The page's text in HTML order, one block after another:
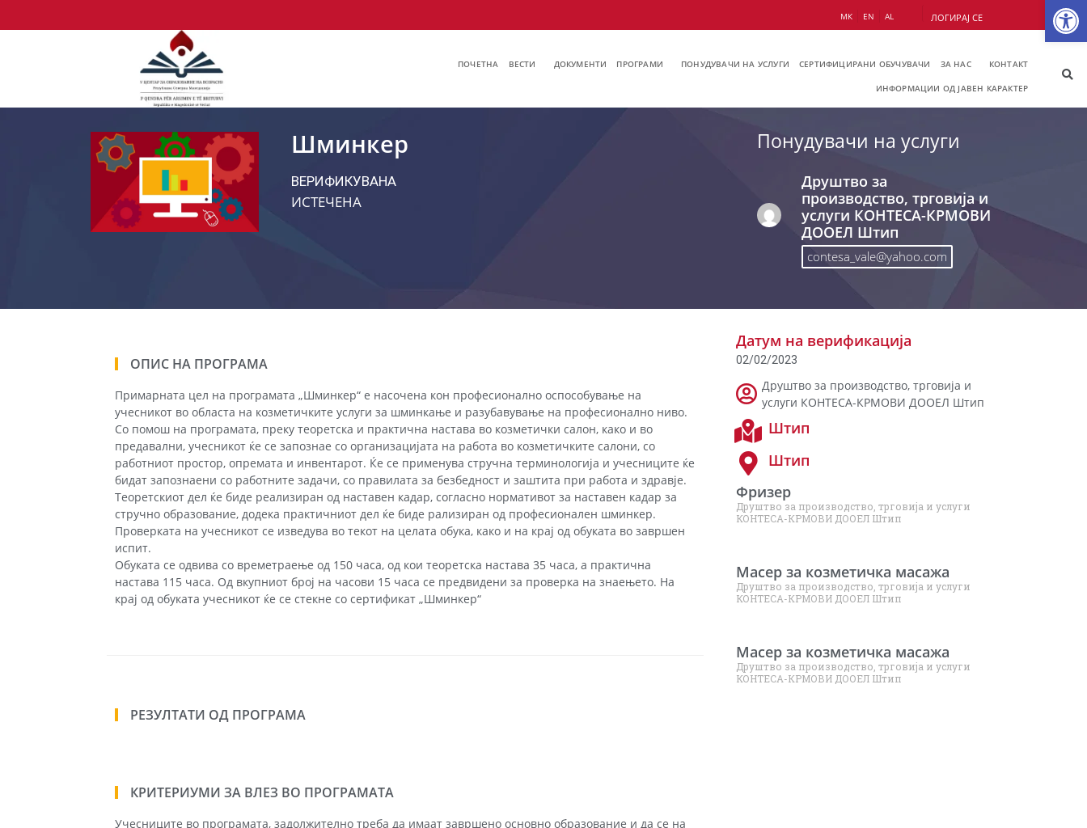
МК EN AL ЛОГИРАЈ СЕ
ПОЧЕТНА ВЕСТИ ДОКУМЕНТИ ПРОГРАМИ ПОНУДУВАЧИ НА УСЛУГИ СЕРТИФИЦИРАНИ ОБУЧУВАЧИ ЗА НАС КОНТАКТ
ИНФОРМАЦИИ ОД ЈАВЕН КАРАКТЕР
Шминкер
ВЕРИФИКУВАНА
ИСТЕЧЕНА
Понудувачи на услуги
Друштво за
производство, трговија и
услуги КОНТЕСА-КРМОВИ
ДООЕЛ Штип
contesa_vale@yahoo.com
ОПИС НА ПРОГРАМА
Примарната цел на програмата „Шминкер“ е насочена кон професионално оспособување на
учесникот во областа на козметичките услуги за шминкање и разубавување на професионално ниво.
Со помош на програмата, преку теоретска и практична настава во козметички салон, како и во
предавални, учесникот ќе се запознае со организацијата на работа во козметичките салони, со
работниот простор, опремата и инвентарот. Ќе се применува стручна терминологија и учесниците ќе
бидат запознаени со работните задачи, со правилата за безбедност и заштита при работа и здравје.
Теоретскиот дел ќе биде реализиран од наставен кадар, согласно нормативот за наставен кадар за
стручно образование, додека практичниот дел ќе биде рализиран од професионален шминкер.
Проверката на учесникот се изведува во текот на целата обука, како и на крај од обуката во завршен
испит.
Обуката се одвива со времетраење од 150 часа, од кои теоретска настава 35 часа, а практична
настава 115 часа. Од вкупниот број на часови 15 часа се предвидени за проверка на знаењето. На
крај од обуката учесникот ќе се стекне со сертификат „Шминкер“
РЕЗУЛТАТИ ОД ПРОГРАМА
КРИТЕРИУМИ ЗА ВЛЕЗ ВО ПРОГРАМАТА
Учесниците во програмата, задолжително треба да имаат завршено основно образование и да се на
Датум на верификација
02/02/2023
Друштво за производство, трговија и
услуги КОНТЕСА-КРМОВИ ДООЕЛ Штип
Штип
Штип
Фризер
Друштво за производство, трговија и услуги
КОНТЕСА-КРМОВИ ДООЕЛ Штип
Масер за козметичка масажа
Друштво за производство, трговија и услуги
КОНТЕСА-КРМОВИ ДООЕЛ Штип
Масер за козметичка масажа
Друштво за производство, трговија и услуги
КОНТЕСА-КРМОВИ ДООЕЛ Штип